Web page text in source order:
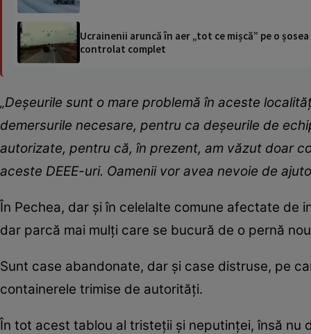
Ucrainenii aruncă în aer „tot ce mișcă” pe o
controlat complet
„Deșeurile sunt o mare problemă în aceste
demersurile necesare, pentru ca deșeurile de
autorizate, pentru că, în prezent, am văzut doar
aceste DEEE-uri. Oamenii vor avea nevoie de
În Pechea, dar și în celelalte comune afectate de
dar parcă mai mulți care se bucură de o pernă
Sunt case abandonate, dar și case distruse, pe
containerele trimise de autorități.
În tot acest tablou al tristeții și neputinței, însă nu